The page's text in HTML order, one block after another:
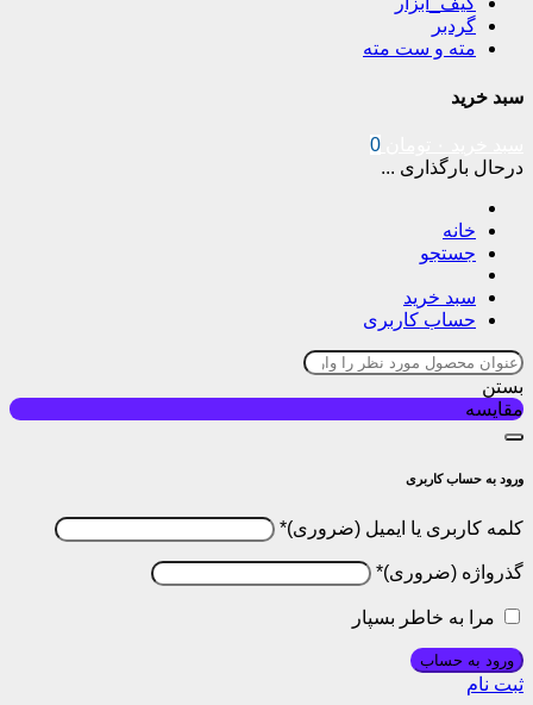
گردبر
مته و ست مته
سبد خرید
0
درحال بارگذاری ...
خانه
جستجو
سبد خرید
حساب کاربری
بستن
مقایسه
ورود به حساب کاربری
کلمه کاربری یا ایمیل *
گذرواژه *
مرا به خاطر بسپار
ورود به حساب
ثبت نام